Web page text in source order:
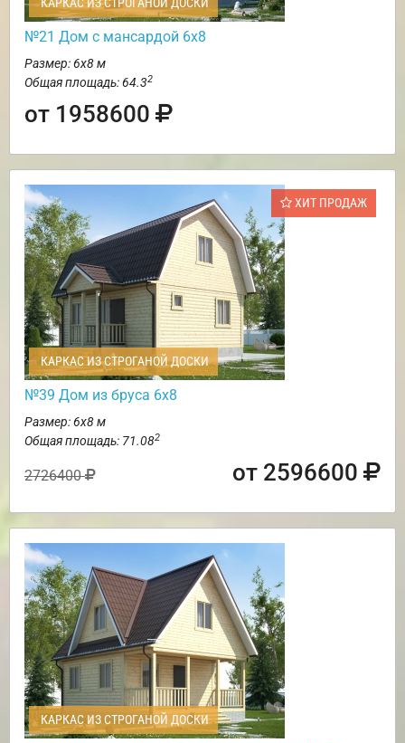
№21 Дом с мансардой 6х8
Размер: 6х8 м
Общая площадь: 64.32
от 1958600
ХИТ ПРОДАЖ
КАРКАС ИЗ СТРОГАНОЙ ДОСКИ
№39 Дом из бруса 6х8
Размер: 6х8 м
Общая площадь: 71.082
2726400 от 2596600
КАРКАС ИЗ СТРОГАНОЙ ДОСКИ